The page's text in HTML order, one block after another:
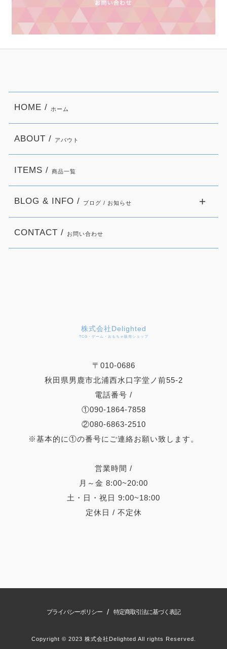
株式会社Delighted
TCG・ゲーム・おもちゃ販売ショップ
〒010-0686
秋田県男鹿市北浦西水口字堂ノ前55-2
電話番号 /
①090-1864-7858
②080-6863-2510
※基本的に①の番号にご連絡お願い致します。
営業時間 /
月～金 8:00~20:00
土・日・祝日 9:00~18:00
定休日 / 不定休
HOME / ホーム
ABOUT / アバウト
ITEMS / 商品一覧
BLOG & INFO / ブログ / お知らせ
CONTACT / お問い合わせ
プライバシーポリシー / 特定商取引法に基づく表記
Copyright © 2023 株式会社Delighted All rights Reserved.